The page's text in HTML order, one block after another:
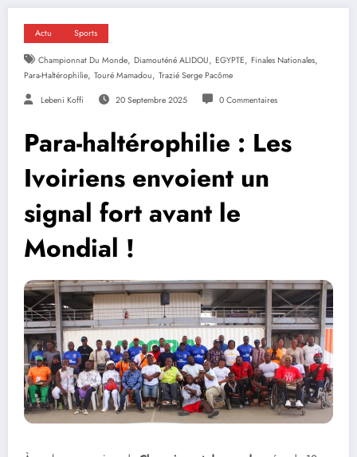
Actu Sports
Championnat Du Monde, Diamouténé ALIDOU, EGYPTE, Finales Nationales,
Para-Haltérophilie, Touré Mamadou, Trazié Serge Pacôme
Lebeni Koffi 20 Septembre 2025 0 Commentaires
Para-haltérophilie : Les
Ivoiriens envoient un
signal fort avant le
Mondial !